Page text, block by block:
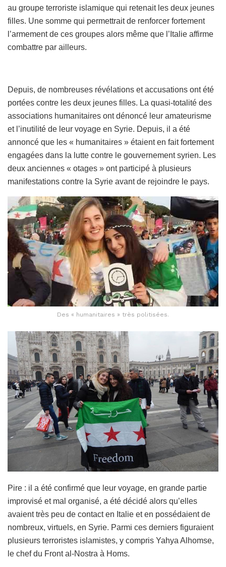
au groupe terroriste islamique qui retenait les deux jeunes
filles. Une somme qui permettrait de renforcer fortement
l’armement de ces groupes alors même que l’Italie affirme
combattre par ailleurs.
Depuis, de nombreuses révélations et accusations ont été
portées contre les deux jeunes filles. La quasi-totalité des
associations humanitaires ont dénoncé leur amateurisme
et l’inutilité de leur voyage en Syrie. Depuis, il a été
annoncé que les « humanitaires » étaient en fait fortement
engagées dans la lutte contre le gouvernement syrien. Les
deux anciennes « otages » ont participé à plusieurs
manifestations contre la Syrie avant de rejoindre le pays.
Des « humanitaires » très politisées.
Pire : il a été confirmé que leur voyage, en grande partie
improvisé et mal organisé, a été décidé alors qu’elles
avaient très peu de contact en Italie et en possédaient de
nombreux, virtuels, en Syrie. Parmi ces derniers figuraient
plusieurs terroristes islamistes, y compris Yahya Alhomse,
le chef du Front al-Nostra à Homs.